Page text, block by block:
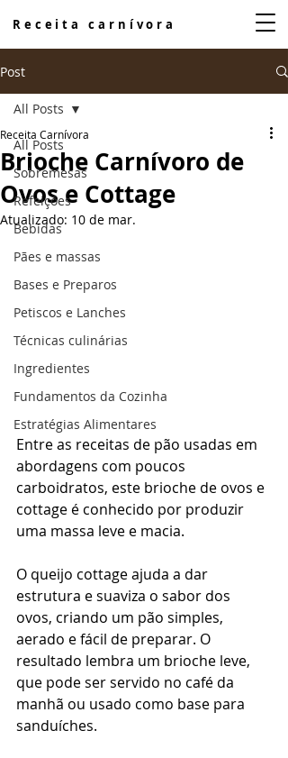
Receita carnívora
Post
All Posts
Sobremesas
Refeições
Bebidas
Pães e massas
Bases e Preparos
Petiscos e Lanches
Técnicas culinárias
Ingredientes
Fundamentos da Cozinha
Estratégias Alimentares
All Posts
Brioche Carnívoro de
Ovos e Cottage
Receita Carnívora
Atualizado: 10 de mar.
Entre as receitas de pão usadas em
abordagens com poucos
carboidratos, este brioche de ovos e
cottage é conhecido por produzir
uma massa leve e macia.
O queijo cottage ajuda a dar
estrutura e suaviza o sabor dos
ovos, criando um pão simples,
aerado e fácil de preparar. O
resultado lembra um brioche leve,
que pode ser servido no café da
manhã ou usado como base para
sanduíches.